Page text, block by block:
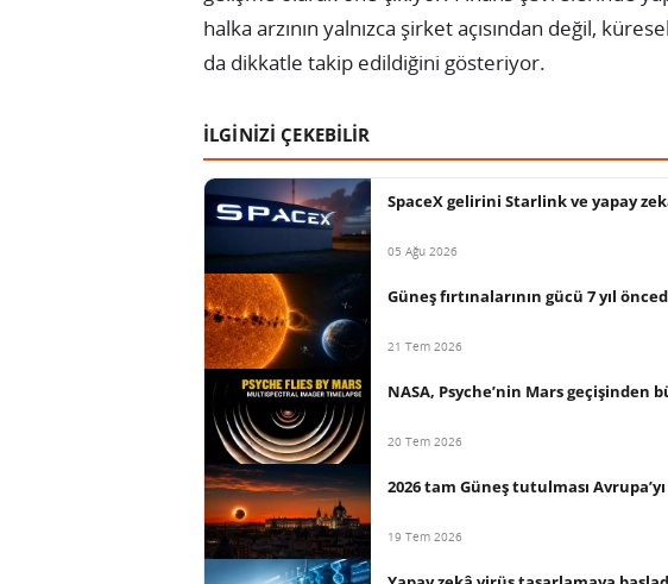
halka arzının yalnızca şirket açısından değil,
da dikkatle takip edildiğini gösteriyor.
İLGİNİZİ ÇEKEBİLİR
SpaceX gelirini Starlink ve yapay
05 Ağu 2026
Güneş fırtınalarının gücü 7 yıl
21 Tem 2026
NASA, Psyche’nin Mars geçişinden
20 Tem 2026
2026 tam Güneş tutulması
19 Tem 2026